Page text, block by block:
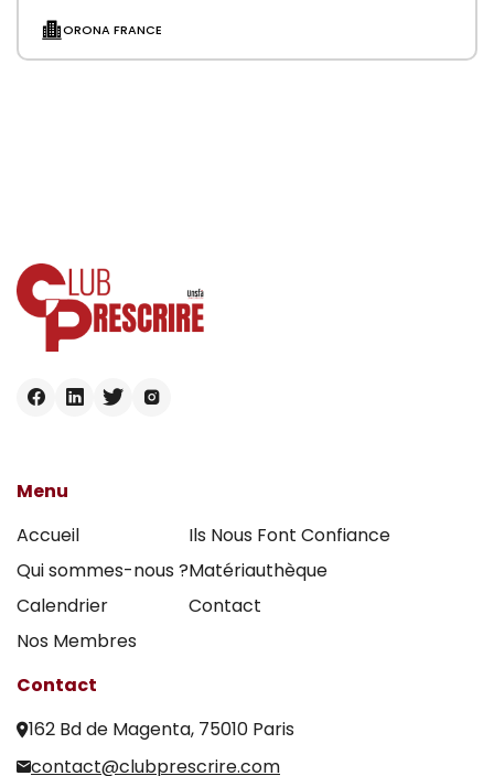
ORONA FRANCE
Menu
Accueil
Qui sommes-nous ?
Calendrier
Nos Membres
Ils Nous Font Confiance
Matériauthèque
Contact
Contact
162 Bd de Magenta, 75010 Paris
contact@clubprescrire.com